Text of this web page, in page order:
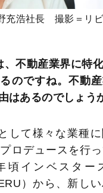
充浩社長 撮影＝リ
不動産業界に特
のですね。不動
はあるのでしょう
して様々な業種
ロデュースを行
頃インベスター
）から、新し